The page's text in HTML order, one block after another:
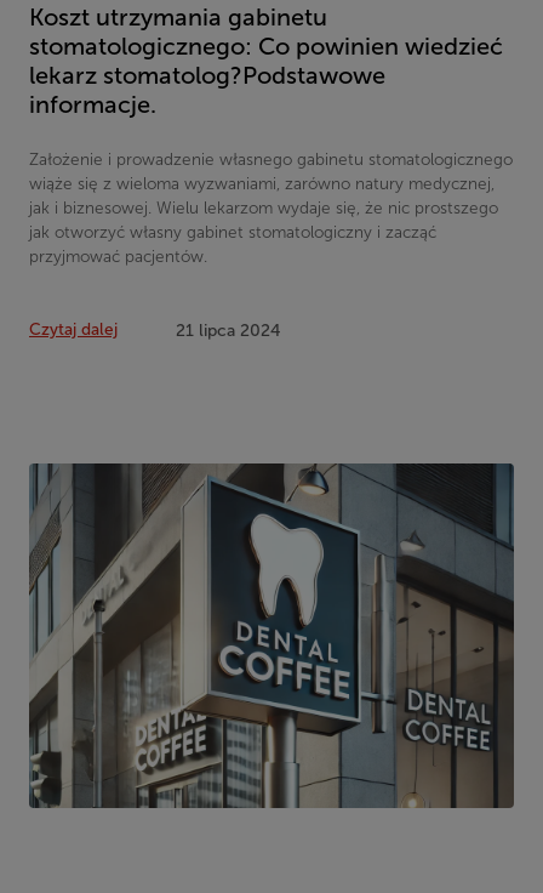
Koszt utrzymania gabinetu
stomatologicznego: Co powinien wiedzieć
lekarz stomatolog?Podstawowe
informacje.
Założenie i prowadzenie własnego gabinetu stomatologicznego
wiąże się z wieloma wyzwaniami, zarówno natury medycznej,
jak i biznesowej. Wielu lekarzom wydaje się, że nic prostszego
jak otworzyć własny gabinet stomatologiczny i zacząć
przyjmować pacjentów.
Czytaj dalej 21 lipca 2024